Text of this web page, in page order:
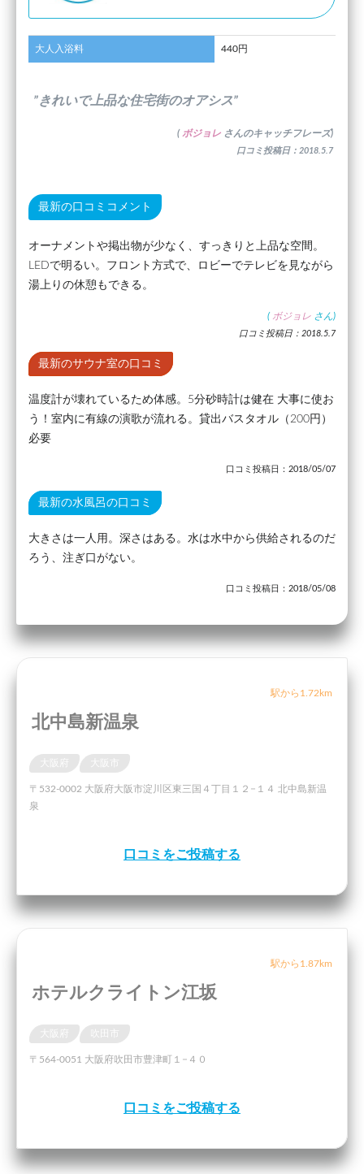
大人入浴料 440円
”きれいで上品な住宅街のオアシス”
( ボジョレ さんのキャッチフレーズ)
口コミ投稿日：2018.5.7
最新の口コミコメント
オーナメントや掲出物が少なく、すっきりと上品な空間。
LEDで明るい。フロント方式で、ロビーでテレビを見ながら
湯上りの休憩もできる。
( ボジョレ さん)
口コミ投稿日：2018.5.7
最新のサウナ室の口コミ
温度計が壊れているため体感。5分砂時計は健在 大事に使お
う！室内に有線の演歌が流れる。貸出バスタオル（200円）
必要
口コミ投稿日：2018/05/07
最新の水風呂の口コミ
大きさは一人用。深さはある。水は水中から供給されるのだ
ろう、注ぎ口がない。
口コミ投稿日：2018/05/08
駅から1.72km
北中島新温泉
〒532-0002 大阪府大阪市淀川区東三国４丁目１２−１４ 北中島新温
泉
口コミをご投稿する
駅から1.87km
ホテルクライトン江坂
吹田市
〒564-0051 大阪府吹田市豊津町１−４０
口コミをご投稿する